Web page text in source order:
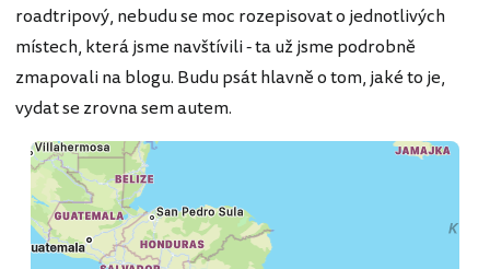
roadtripový, nebudu se moc rozepisovat o jednotlivých
místech, která jsme navštívili - ta už jsme podrobně
zmapovali na blogu. Budu psát hlavně o tom, jaké to je,
vydat se zrovna sem autem.